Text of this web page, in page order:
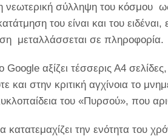
νεωτερική σύλληψη του κόσμου
του είναι και του
μεταλλάσσεται σε πληροφορία.
Google αξίζει τέσσερις Α4
και στην κριτική αγχίνοια το
του «Πυρσού», που
κατατεμαχίζει την ενότητα του